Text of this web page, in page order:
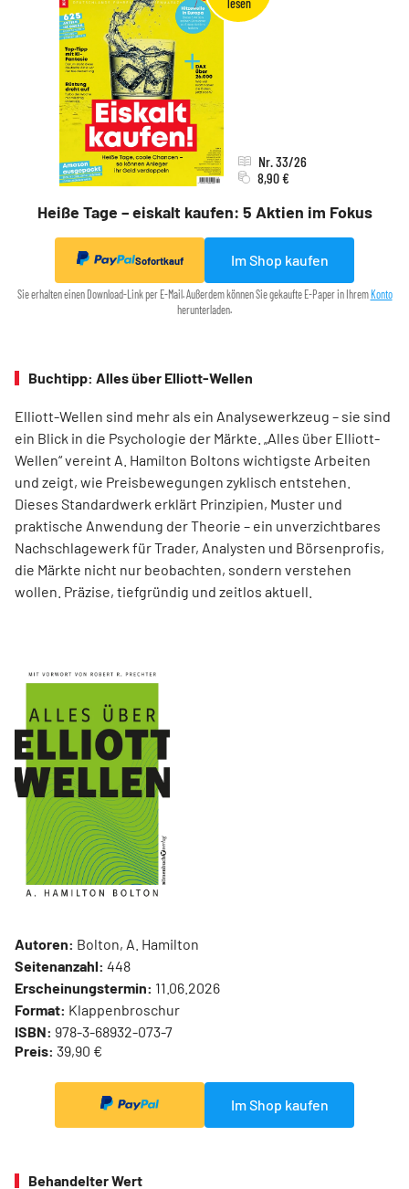
Heiße Tage – eiskalt kaufen: 5 Aktien im Fokus
Nr. 33/26
8,90 €
Sofortkauf Im Shop kaufen
Sie erhalten einen Download-Link per E-Mail. Außerdem können Sie gekaufte E-Paper in Ihrem Konto
herunterladen.
Buchtipp: Alles über Elliott-Wellen
Elliott-Wellen sind mehr als ein Analysewerkzeug – sie sind
ein Blick in die Psychologie der Märkte. „Alles über Elliott-
Wellen“ vereint A. Hamilton Boltons wichtigste Arbeiten
und zeigt, wie Preisbewegungen zyklisch entstehen.
Dieses Standardwerk erklärt Prinzipien, Muster und
praktische Anwendung der Theorie – ein unverzichtbares
Nachschlagewerk für Trader, Analysten und Börsenprofis,
die Märkte nicht nur beobachten, sondern verstehen
wollen. Präzise, tiefgründig und zeitlos aktuell.
Autoren: Bolton, A. Hamilton
Seitenanzahl: 448
Erscheinungstermin: 11.06.2026
Format: Klappenbroschur
ISBN: 978-3-68932-073-7
Preis: 39,90 €
Im Shop kaufen
Behandelter Wert